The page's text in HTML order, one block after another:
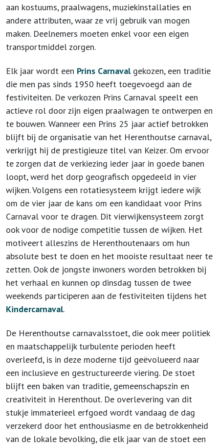
aan kostuums, praalwagens, muziekinstallaties en
andere attributen, waar ze vrij gebruik van mogen
maken. Deelnemers moeten enkel voor een eigen
transportmiddel zorgen.
Elk jaar wordt een Prins Carnavalgekozen, een traditie
die men pas sinds 1950 heeft toegevoegd aan de
festiviteiten. De verkozen Prins Carnaval speelt een
actieve rol door zijn eigen praalwagen te ontwerpen en
te bouwen. Wanneer een Prins 25 jaar actief betrokken
blijft bij de organisatie van het Herenthoutse carnaval,
verkrijgt hij de prestigieuze titel van Keizer. Om ervoor
te zorgen dat de verkiezing ieder jaar in goede banen
loopt, werd het dorp geografisch opgedeeld in vier
wijken. Volgens een rotatiesysteem krijgt iedere wijk
om de vier jaar de kans om een kandidaat voor Prins
Carnaval voor te dragen. Dit vierwijkensysteem zorgt
ook voor de nodige competitie tussen de wijken. Het
motiveert alleszins de Herenthoutenaars om hun
absolute best te doen en het mooiste resultaat neer te
zetten. Ook de jongste inwoners worden betrokken bij
het verhaal en kunnen op dinsdag tussen de twee
weekends participeren aan de festiviteiten tijdens het
Kindercarnaval.
De Herenthoutse carnavalsstoet, die ook meer politiek
en maatschappelijk turbulente perioden heeft
overleefd, is in deze moderne tijd geëvolueerd naar
een inclusieve en gestructureerde viering. De stoet
blijft een baken van traditie, gemeenschapszin en
creativiteit in Herenthout. De overlevering van dit
stukje immaterieel erfgoed wordt vandaag de dag
verzekerd door het enthousiasme en de betrokkenheid
van de lokale bevolking, die elk jaar van de stoet een